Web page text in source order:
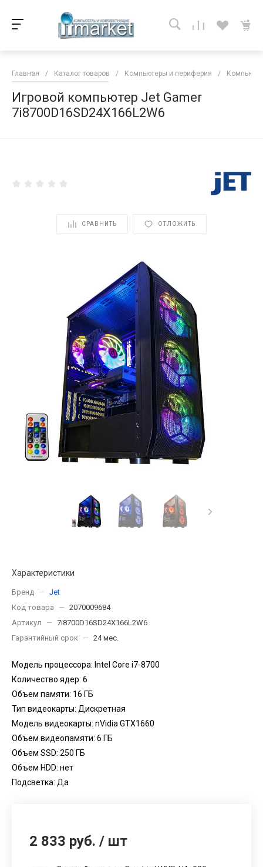
Главная / Каталог товаров / Компьютеры и периферия /
Игровой компьютер Jet Gamer
7i8700D16SD24X166L2W6
СРАВНИТЬ ОТЛОЖИТЬ
Характеристики
Бренд — Jet
Код товара
— 2070009684
Артикул
— 7i8700D16SD24X166L2W6
Гарантийный срок
— 24 мес.
Модель процессора: Intel Core i7-8700
Количество ядер: 6
Объем памяти: 16 ГБ
Тип видеокарты: Дискретная
Модель видеокарты: nVidia GTX1660
Объем видеопамяти: 6 ГБ
Объем SSD: 250 ГБ
Объем HDD: нет
Подсветка: Да
2 833 руб. / шт